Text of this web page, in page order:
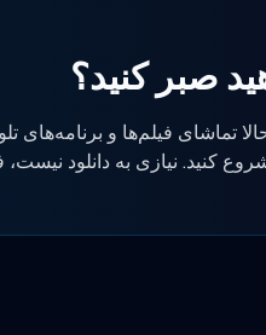
صبر کنید؟
تماشای فیلم‌ها و برنامه‌های
کنید. نیازی به دانلود